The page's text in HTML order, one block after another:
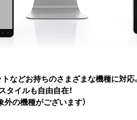
トなどお持ちのさまざまな機種に対応
タイルも自由自在！
外の機種がございます）